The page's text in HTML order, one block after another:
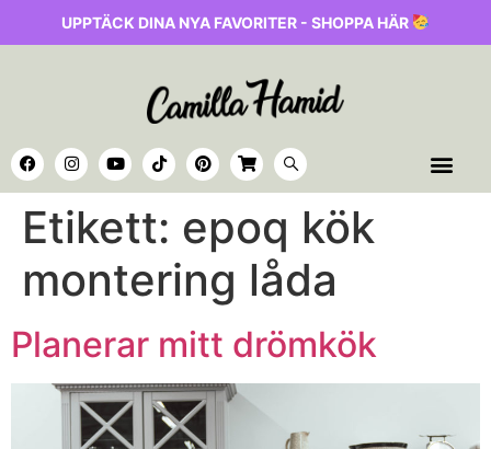
UPPTÄCK DINA NYA FAVORITER - SHOPPA HÄR
Etikett: epoq kök
montering låda
Planerar mitt drömkök